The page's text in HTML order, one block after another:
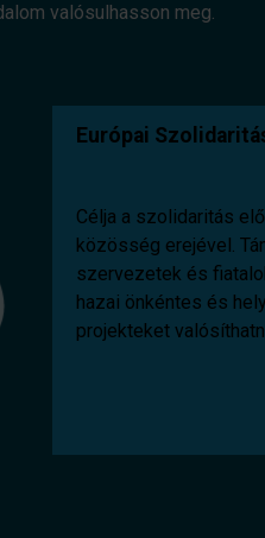
valósulhasson meg.
Európai
Célja a szolidaritás
közösség erejével.
szervezetek és
hazai önkéntes és
projekteket